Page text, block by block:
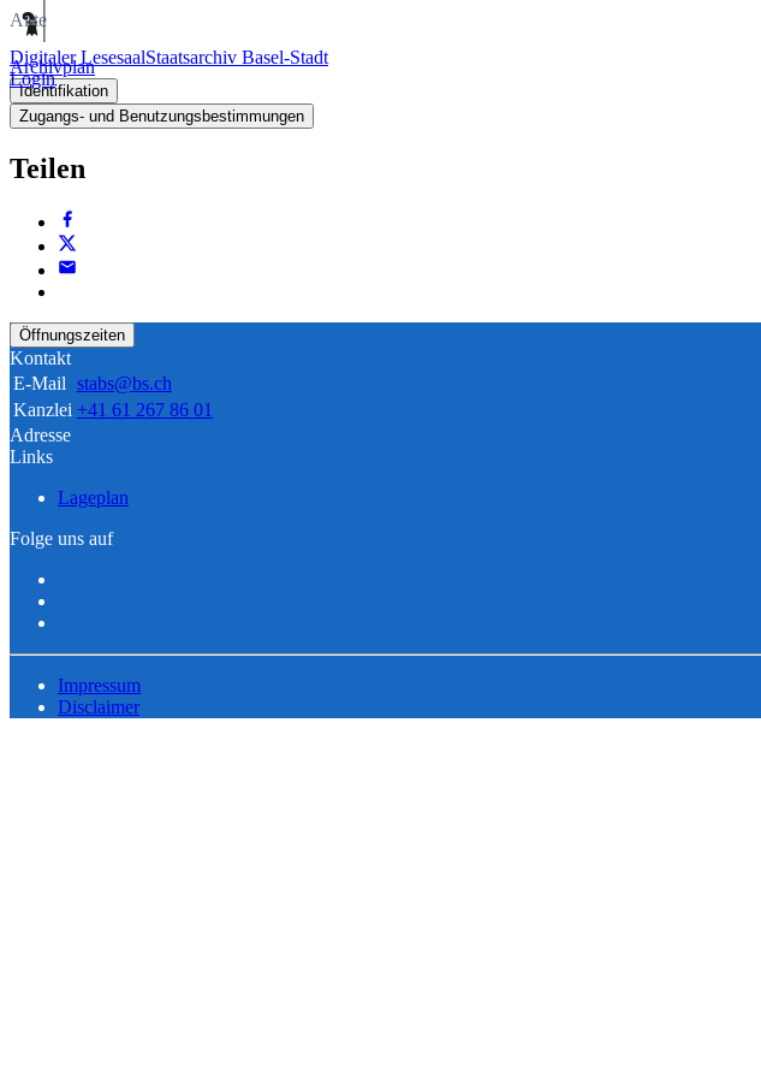
Digitaler LesesaalStaatsarchiv Basel-Stadt
Login
Akte
Archivplan
Identifikation
Zugangs- und Benutzungsbestimmungen
Teilen
Öffnungszeiten
Kontakt
E-Mail stabs@bs.ch
Kanzlei +41 61 267 86 01
Adresse
Links
Lageplan
Folge uns auf
Impressum
Disclaimer